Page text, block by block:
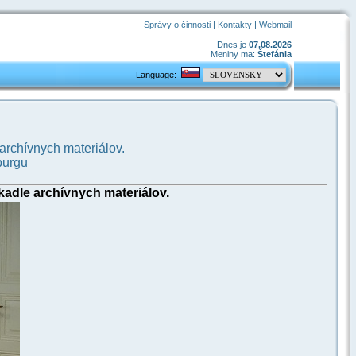
Správy o činnosti | Kontakty | Webmail
Dnes je 07.08.2026
Meniny ma: Štefánia
Language:
materiálov.
archívnych materiálov.